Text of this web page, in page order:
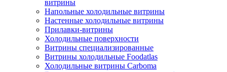
витрины
Напольные холодильные витрины
Настенные холодильные витрины
Прилавки-витрины
Холодильные поверхности
Витрины специализированные
Витрины холодильные Foodatlas
Холодильные витрины Carboma